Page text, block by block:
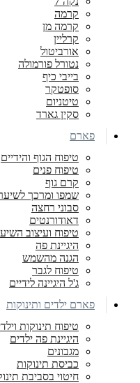
קרמה
קרמה מן
קרליין
אורביטול
נטורל פורמולה
בייבי כיף
סופטקר
טיטניום
סקין גארד
פארם
טיפוח הגוף והידיים
טיפוח פנים
קרם גוף
שמפו ומרכך
סבוני רחצה
דאודורנטים
טיפוח ועיצוב
היגיינת פה
הגנה מהשמש
טיפוח לגבר
ג'ל היגיינה לידיים
פארם ילדים ותינוקות
טיפוח תינוקות
היגיינת פה ילדים
מגבונים
כביסת תינוקות
חיטוי בסביבת